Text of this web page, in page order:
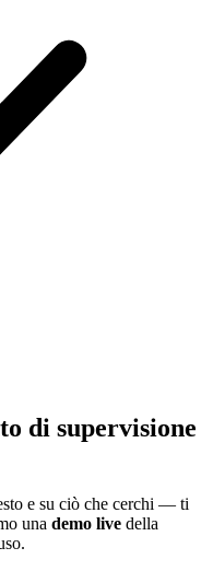
di supervisione
e su ciò che cerchi — ti
una demo live della